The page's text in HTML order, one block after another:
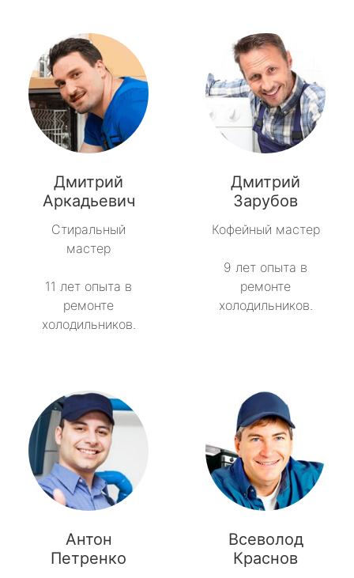
Дмитрий
Аркадьевич
Стиральный
мастер
11 лет опыта в
ремонте
холодильников.
Дмитрий
Зарубов
Кофейный мастер
9 лет опыта в
ремонте
холодильников.
Антон
Петренко
Всеволод
Краснов